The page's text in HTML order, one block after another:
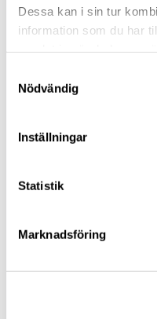
Dessa kan i sin tur
information som du har
Nödvändig
Inställningar
Statistik
Marknadsföring